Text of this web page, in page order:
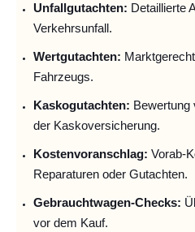
Unfallgutachten: Detaillierte
Verkehrsunfall.
Wertgutachten:
Fahrzeugs.
Kaskogutachten: Bewertung
der Kaskoversicherung.
Kostenvoranschlag: Vorab-
Reparaturen oder Gutachten.
Gebrauchtwagen-Checks:
vor dem Kauf.